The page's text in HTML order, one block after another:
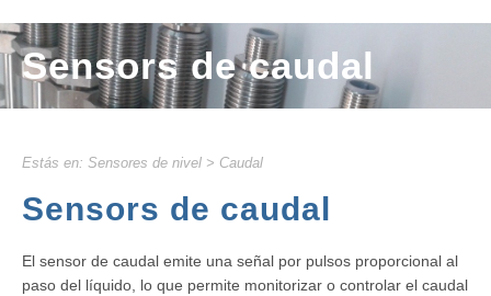
Sensors de caudal
Estás en: Sensores de nivel > Caudal
Sensors de caudal
El sensor de caudal emite una señal por pulsos proporcional al
paso del líquido, lo que permite monitorizar o controlar el caudal